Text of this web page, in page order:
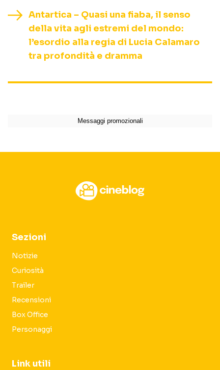
Antartica – Quasi una fiaba, il senso
della vita agli estremi del mondo:
l’esordio alla regia di Lucia Calamaro
tra profondità e dramma
Sezioni
Notizie
Curiosità
Trailer
Recensioni
Box Office
Personaggi
Link utili